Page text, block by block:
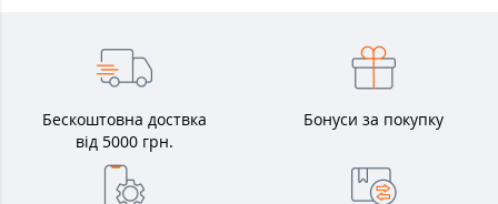
Бескоштовна доствка
від 5000 грн.
Бонуси за покупку